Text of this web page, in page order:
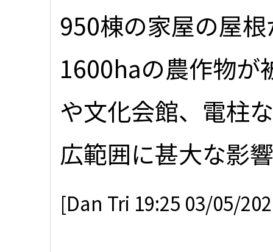
950棟の家屋の屋
1600haの農作物が
や文化会館、電柱
広範囲に甚大な影
[Dan Tri 19:25 03/05/